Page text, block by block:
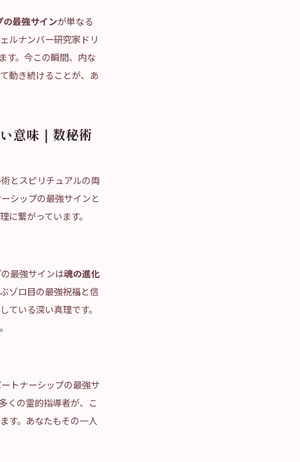
の最強サインが単なる
ルナンバー研究家ドリ
す。今この瞬間、内な
動き続けることが、あ
意味｜数秘術
とスピリチュアルの両
シップの最強サインと
繋がっています。
最強サインは魂の進化
ゾロ目の最強祝福と信
いる深い真理です。
トナーシップの最強サ
くの霊的指導者が、こ
す。あなたもその一人